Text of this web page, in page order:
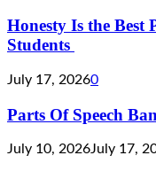
Honesty Is the
Students
July 17, 20260
Parts Of Speech
July 10, 2026July 17,